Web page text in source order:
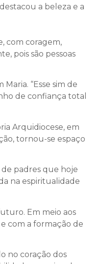
a beleza e a
com coragem,
pois são pessoas
“Esse sim de
de confiança total
Arquidiocese, em
tornou-se espaço
padres que hoje
na espiritualidade
Em meio aos
com a formação de
no coração dos